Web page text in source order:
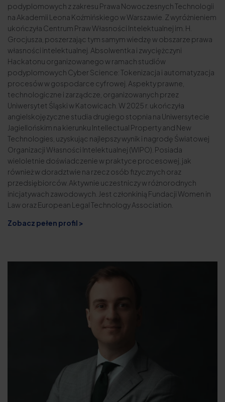
podyplomowych z zakresu Prawa Nowoczesnych Technologii
na Akademii Leona Koźmińskiego w Warszawie. Z wyróżnieniem
ukończyła Centrum Praw Własności Intelektualnej im. H.
Grocjusza, poszerzając tym samym wiedzę w obszarze prawa
własności intelektualnej. Absolwentka i zwyciężczyni
Hackatonu organizowanego w ramach studiów
podyplomowych Cyber Science: Tokenizacja i automatyzacja
procesów w gospodarce cyfrowej. Aspekty prawne,
technologiczne i zarządcze, organizowanych przez
Uniwersytet Śląski w Katowicach. W 2025 r. ukończyła
angielskojęzyczne studia drugiego stopnia na Uniwersytecie
Jagiellońskim na kierunku Intellectual Property and New
Technologies, uzyskując najlepszy wynik i nagrodę Światowej
Organizacji Własności Intelektualnej (WIPO). Posiada
wieloletnie doświadczenie w praktyce procesowej, jak
również w doradztwie na rzecz osób fizycznych oraz
przedsiębiorców. Aktywnie uczestniczy w różnorodnych
inicjatywach zawodowych. Jest członkinią Fundacji Women in
Law oraz European Legal Technology Association.
Zobacz pełen profil >